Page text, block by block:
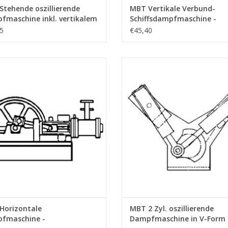
oszillierende
inkl. vertikalem
- Bauzeichnung Maßstab
MBT Vertikale Verbund-
Schiffsdampfmaschine -
Konstruktionszeichnung
€45,40
WARENKORB HINZUFÜGEN
-
ZUM WARENKORB
MBT 2 Zyl. oszillierende
Dampfmaschine in V-Form